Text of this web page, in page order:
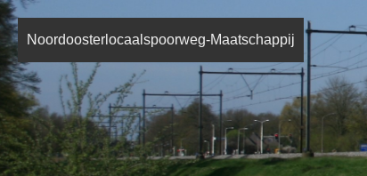
Noordoosterlocaalspoorweg-Maatschappij